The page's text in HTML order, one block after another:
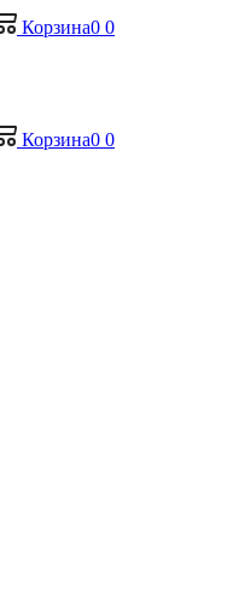
Корзина0 0
Корзина0 0